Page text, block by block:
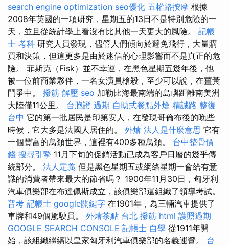
search engine optimization seo優化 五權路按摩 根據
2008年英國的一項研究，星期五的13日不是特別危險的一
天，並且從統計學上看沒有比其他一天更大的風險。 記帳
士 考科 研究人員發現，儘管人們傾向於避免飛行，大量購
買和決策，但這更多是由於迷信的心理影響而不是真正的危
險。 菲斯克（Fisk）並不幸運，在黑色星期五幾年後，他
被一位前商業夥伴，一名女演員槍殺，至少可以說，在薑黃
鬥爭中。 撥筋 解壓 seo 加勒比海最南端的島嶼距離南美洲
大陸僅11公里。 台胞證 過期 自助式餐點外燴 精誠路 整復
台中 它的第一批居民是印第安人，在發現哥倫布後的晚些
時候，它大多是法國人居住的。 外燴 法人是什麼意思 它有
一個豐富的鳥類世界，這裡有400多種鳥類。 台中整骨價
錢 搜尋引擎 11月下旬的促銷活動已成為客戶日曆的幾乎傳
統部分。 法人定義 但是黑色星期五或網絡星期一會給有意
識的消費者帶來最大的節省嗎？ 1900年11月30日，匈牙利
汽車俱樂部在布達佩斯成立，該俱樂部還組織了領導考試。
普考 記帳士 google關鍵字 在1901年，為三輛汽車提供了
車牌和49個駕駛員。 外燴茶點 台北 撥筋 html 護照過期
GOOGLE SEARCH CONSOLE 記帳士 自學 從1911年開
始，該組織繼續以皇家匈牙利汽車俱樂部的名義運營。 台